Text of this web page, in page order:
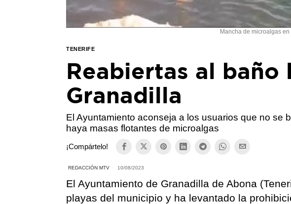
Mancha de microalgas
TENERIFE
Reabiertas al baño
Granadilla
El Ayuntamiento aconseja a los usuarios que no se
haya masas flotantes de microalgas
¡Compártelo!
REDACCIÓN MTV 10/08/2023
El Ayuntamiento de Granadilla de Abona
playas del municipio y ha levantado la